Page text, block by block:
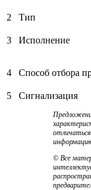
2 Тип
3 Исполнение
4 Способ отбора
5 Сигнализация
© Все